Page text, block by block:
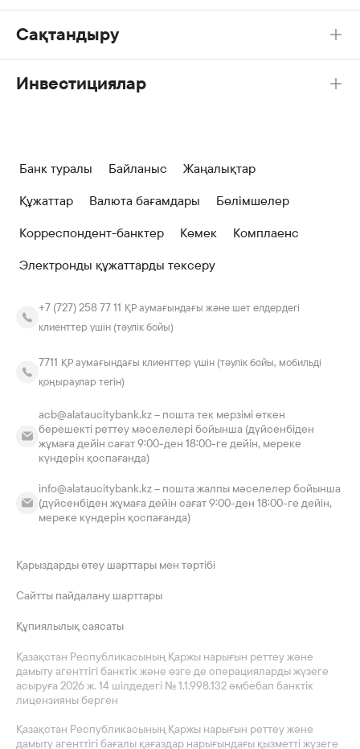
Сақтандыру
Инвестициялар
Банк туралы Байланыс
Жаңалықтар
Құжаттар
Валюта бағамдары
Бөлімшелер
Корреспондент-банктер
Көмек
Комплаенс
Электронды құжаттарды тексеру
+7 (727) 258 77 11 ҚР аумағындағы және шет елдердегі
клиенттер үшін (тәулік бойы)
7711 ҚР аумағындағы клиенттер үшін (тәулік бойы, мобильді
қоңыраулар тегін)
acb@alataucitybank.kz – пошта тек мерзімі өткен
берешекті реттеу мәселелері бойынша (дүйсенбіден
жұмаға дейін сағат 9:00-ден 18:00-ге дейін, мереке
күндерін қоспағанда)
info@alataucitybank.kz – пошта жалпы мәселелер бойынша
(дүйсенбіден жұмаға дейін сағат 9:00-ден 18:00-ге дейін,
мереке күндерін қоспағанда)
Қазақстан Республикасының Қаржы нарығын реттеу және
дамыту агенттігі банктік және өзге де операцияларды жүзеге
асыруға 2026 ж. 14 шілдедегі № 1.1.998.132 әмбебап банктік
лицензияны берген
Қазақстан Республикасының Қаржы нарығын реттеу және
дамыту агенттігі бағалы қағаздар нарығындағы қызметті жүзеге
Қарыздарды өтеу шарттары мен тәртібі
Сайтты пайдалану шарттары
Құпиялылық саясаты